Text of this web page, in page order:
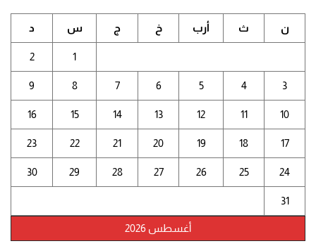
أغسطس 2026
ن ث أرب خ ج س د
1
2
3
4
5
6
7
8
9
10
11
12
13
14
15
16
17
18
19
20
21
22
23
24
25
26
27
28
29
30
31